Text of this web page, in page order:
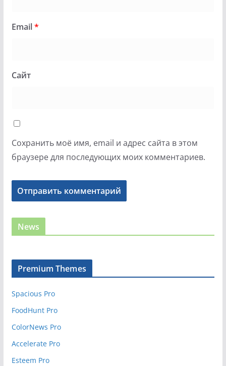
Email*
Сайт
Сохранить моё имя, email и адрес сайта в этом
браузере для последующих моих комментариев.
News
Premium Themes
Spacious Pro
FoodHunt Pro
ColorNews Pro
Accelerate Pro
Esteem Pro